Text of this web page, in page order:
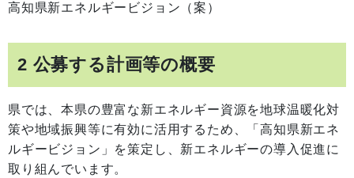
高知県新エネルギービジョン（案）
2 公募する計画等の概要
県では、本県の豊富な新エネルギー資源を地球温暖化対
策や地域振興等に有効に活用するため、「高知県新エネ
ルギービジョン」を策定し、新エネルギーの導入促進に
取り組んでいます。